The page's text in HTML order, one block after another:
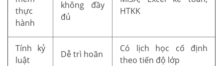
thực
hành
không đầy
đủ
HTKK
Tính kỷ
luật
Dễ trì hoãn
Có lịch học cố định
theo tiến độ lớp